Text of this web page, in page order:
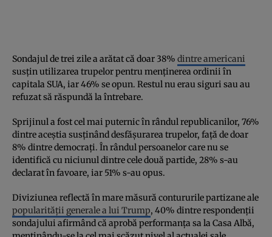
Sondajul de trei zile a arătat că doar 38% dintre americani
susțin utilizarea trupelor pentru menținerea ordinii în
capitala SUA, iar 46% se opun. Restul nu erau siguri sau au
refuzat să răspundă la întrebare.
Sprijinul a fost cel mai puternic în rândul republicanilor, 76%
dintre aceștia susținând desfășurarea trupelor, față de doar
8% dintre democrați. În rândul persoanelor care nu se
identifică cu niciunul dintre cele două partide, 28% s-au
declarat în favoare, iar 51% s-au opus.
Diviziunea reflectă în mare măsură contururile partizane ale
popularității generale a lui Trump, 40% dintre respondenții
sondajului afirmând că aprobă performanța sa la Casa Albă,